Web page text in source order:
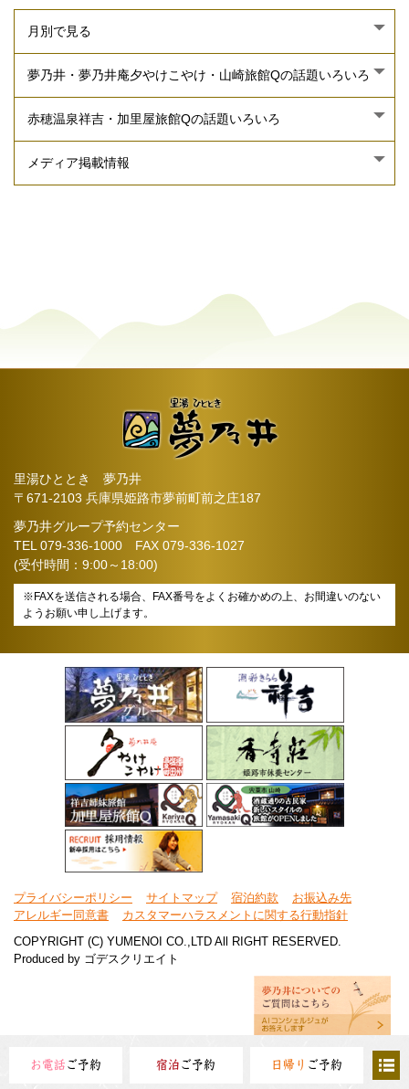
里湯ひととき 夢乃井
〒671-2103 兵庫県姫路市夢前町前之庄187
夢乃井グループ予約センター
TEL079-336-1000 FAX 079-336-1027
(受付時間：9:00～18:00)
※FAXを送信される場合、FAX番号をよくお確かめの上、お間違いのない
ようお願い申し上げます。
お電話 ご予約 宿泊 ご予約 日帰り ご予約
プライバシーポリシー サイトマップ 宿泊約款
お振込み先
アレルギー同意書
カスタマーハラスメントに関する行動指針
COPYRIGHT (C) YUMENOI CO.,LTD All RIGHT RESERVED.
Produced by ゴデスクリエイト